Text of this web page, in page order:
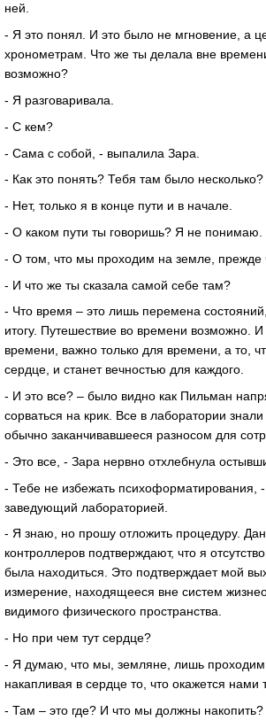
ней.
- Я это понял. И это было не мгновение, а
хронометрам. Что же ты делала вне
возможно?
- Я разговаривала.
- С кем?
- Сама с собой, - выпалила Зара.
- Как это понять? Тебя там было несколько?
- Нет, только я в конце пути и в начале.
- О каком пути ты говоришь? Я не понимаю.
- О том, что мы проходим на земле, прежде
- И что же ты сказала самой себе там?
- Что время – это лишь перемена
итогу. Путешествие во времени возможно.
времени, важно только для времени, а то,
сердце, и станет вечностью для каждого.
- И это все? – было видно как Пильман
сорваться на крик. Все в лаборатории
обычно заканчивавшееся разносом для
- Это все, - Зара нервно отхлебнула
- Тебе не избежать психоформатирования,
заведующий лабораторией.
- Я знаю, но прошу отложить процедуру.
контроллеров подтверждают, что я
была находиться. Это подтверждает мой
измерение, находящееся вне систем
видимого физического пространства.
- Но при чем тут сердце?
- Я думаю, что мы, земляне, лишь проходим
накапливая в сердце то, что окажется нами
- Там – это где? И что мы должны накопить?